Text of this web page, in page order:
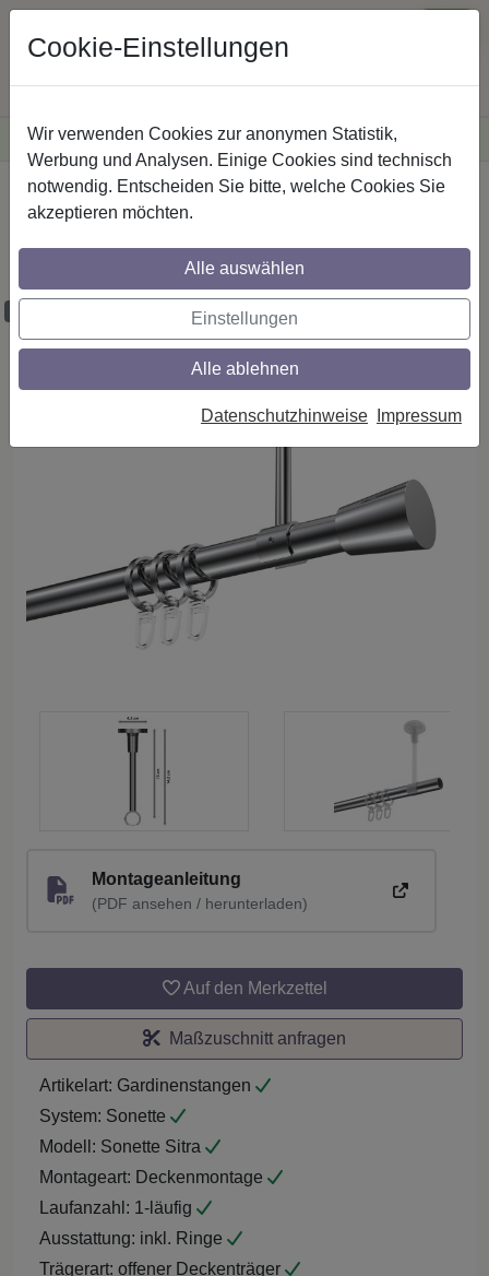
VersandkostenfreieLieferung innerhalb Deutschlands
Sichere Zahlung
Startseite Gardinenstangen Metall
1-läufig, Modell SONETTE - Sitra Chrom
Montageanleitung
(PDF ansehen / herunterladen)
Auf den Merkzettel
Maßzuschnitt anfragen
Artikelart: Gardinenstangen
System: Sonette
Modell: Sonette Sitra
Montageart: Deckenmontage
Laufanzahl: 1-läufig
Ausstattung: inkl. Ringe
Trägerart: offener Deckenträger
Cookie-Einstellungen
Wir verwenden Cookies zur anonymen Statistik,
Werbung und Analysen. Einige Cookies sind technisch
notwendig. Entscheiden Sie bitte, welche Cookies Sie
akzeptieren möchten.
Alle auswählen
Einstellungen
Alle ablehnen
Datenschutzhinweise Impressum